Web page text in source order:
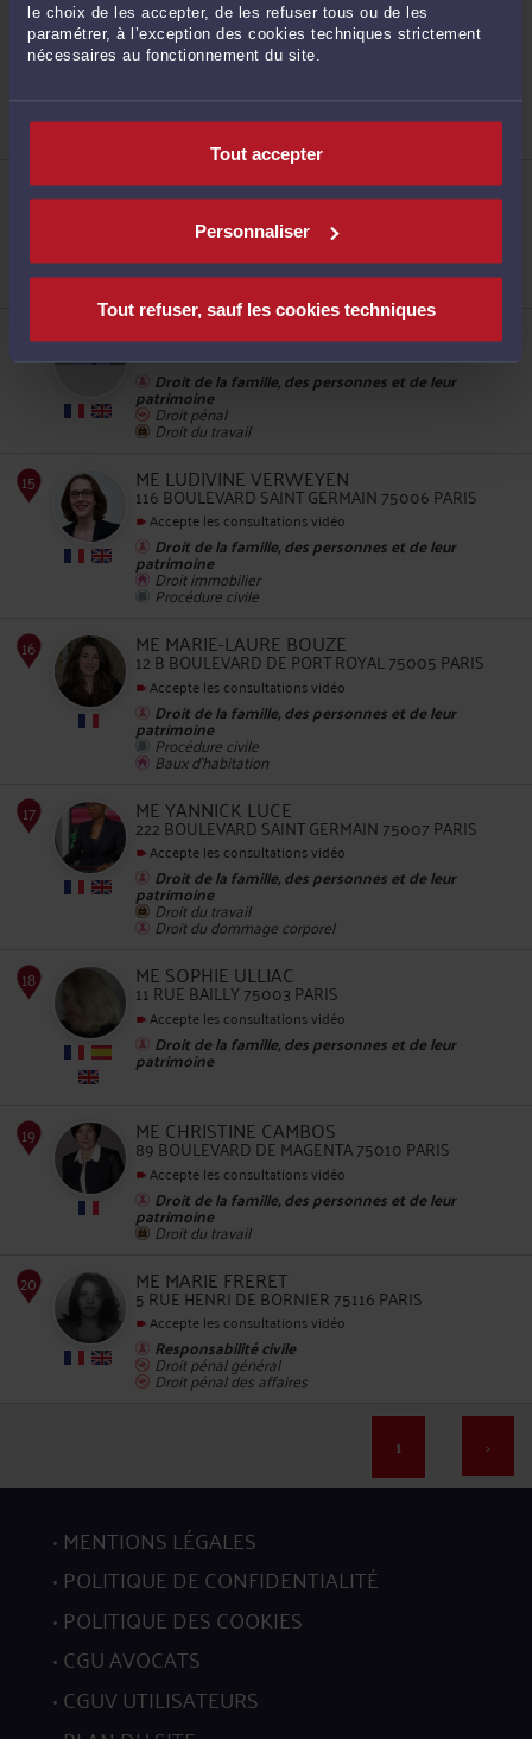
le choix de les accepter, de les refuser tous ou de les
paramétrer, à l’exception des cookies techniques strictement
nécessaires au fonctionnement du site.
Tout accepter
Personnaliser
Tout refuser, sauf les cookies techniques
10
ME SASHA DEBERT
53 BOULEVARD DU MONTPARNASSE 75006 PARIS
Accepte les consultations vidéo
patrimoine
Droit des étrangers et de la nationalité
ME FANNY CROSNIER
4 PLACE DE LA BOURSE 75002 PARIS
Accepte les consultations vidéo
Droit du crédit et de la consommation
Droit bancaire et boursier
Droit des associations et des fondations
ME OLIVIER BESSON
80 AVENUE VICTOR HUGO 75116 PARIS
Droit de la famille, des personnes et de leur
patrimoine
Droit pénal
Droit du travail
ME LUDIVINE VERWEYEN
116 BOULEVARD SAINT GERMAIN 75006 PARIS
Accepte les consultations vidéo
Droit de la famille, des personnes et de leur
patrimoine
Droit immobilier
Procédure civile
16
ME MARIE-LAURE BOUZE
12 B BOULEVARD DE PORT ROYAL 75005 PARIS
Accepte les consultations vidéo
Droit de la famille, des personnes et de leur
patrimoine
Procédure civile
Baux d'habitation
ME YANNICK LUCE
222 BOULEVARD SAINT GERMAIN 75007 PARIS
Accepte les consultations vidéo
Droit de la famille, des personnes et de leur
patrimoine
Droit du travail
Droit du dommage corporel
ME SOPHIE ULLIAC
11 RUE BAILLY 75003 PARIS
Accepte les consultations vidéo
Droit de la famille, des personnes et de leur
patrimoine
ME CHRISTINE CAMBOS
89 BOULEVARD DE MAGENTA 75010 PARIS
Accepte les consultations vidéo
Droit de la famille, des personnes et de leur
patrimoine
Droit du travail
ME MARIE FRERET
5 RUE HENRI DE BORNIER 75116 PARIS
Accepte les consultations vidéo
Responsabilité civile
Droit pénal général
Droit pénal des affaires
1 >
MENTIONS LÉGALES
POLITIQUE DE CONFIDENTIALITÉ
POLITIQUE DES COOKIES
CGU AVOCATS
CGUV UTILISATEURS